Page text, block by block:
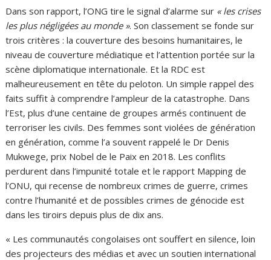
Dans son rapport, l’ONG tire le signal d’alarme sur « les crises
les plus négligées au monde ». Son classement se fonde sur
trois critères : la couverture des besoins humanitaires, le
niveau de couverture médiatique et l’attention portée sur la
scène diplomatique internationale. Et la RDC est
malheureusement en tête du peloton. Un simple rappel des
faits suffit à comprendre l’ampleur de la catastrophe. Dans
l’Est, plus d’une centaine de groupes armés continuent de
terroriser les civils. Des femmes sont violées de génération
en génération, comme l’a souvent rappelé le Dr Denis
Mukwege, prix Nobel de le Paix en 2018. Les conflits
perdurent dans l’impunité totale et le rapport Mapping de
l’ONU, qui recense de nombreux crimes de guerre, crimes
contre l’humanité et de possibles crimes de génocide est
dans les tiroirs depuis plus de dix ans.
« Les communautés congolaises ont souffert en silence, loin
des projecteurs des médias et avec un soutien international